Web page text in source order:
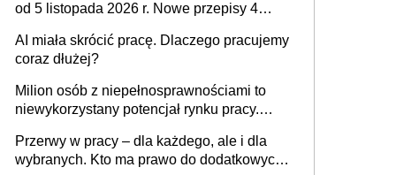
od 5 listopada 2026 r. Nowe przepisy 4
Ustaw
AI miała skrócić pracę. Dlaczego pracujemy
coraz dłużej?
Milion osób z niepełnosprawnościami to
niewykorzystany potencjał rynku pracy.
dofinansowań czy refundacji, ale bariery po
stronie systemu i świadomości
Przerwy w pracy – dla każdego, ale i dla
wybranych. Kto ma prawo do dodatkowych